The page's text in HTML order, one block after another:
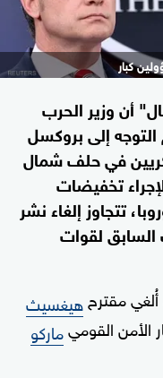
كبار
أن وزير الحرب
إلى بروكسل
في حلف شمال
تخفيضات
تتجاوز إلغاء نشر
السابق لقوات
مقترحهيغسيث
الأمن القوميماركو